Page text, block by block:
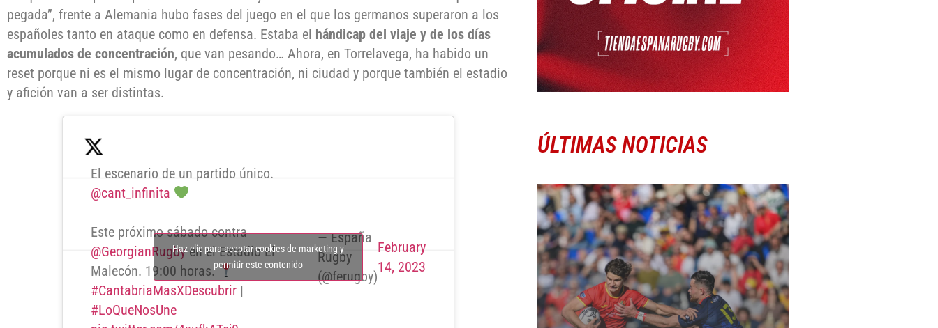
pegada”, frente a Alemania hubo fases del juego en el que los germanos superaron a los
españoles tanto en ataque como en defensa. Estaba el hándicap del viaje y de los días
acumulados de concentración, que van pesando… Ahora, en Torrelavega, ha habido un
reset porque ni es el mismo lugar de concentración, ni ciudad y porque también el estadio
y afición van a ser distintas.
El escenario de un partido único.
@cant_infinita
Este próximo sábado contra
@GeorgianRugbyen el Estadio El
Malecón. 19:00 horas.
#CantabriaMasXDescubrir |
#LoQueNosUne
— España
Rugby
(@ferugby)
February
14, 2023
Haz clic para aceptar cookies de marketing y
permitir este contenido
ÚLTIMAS NOTICIAS